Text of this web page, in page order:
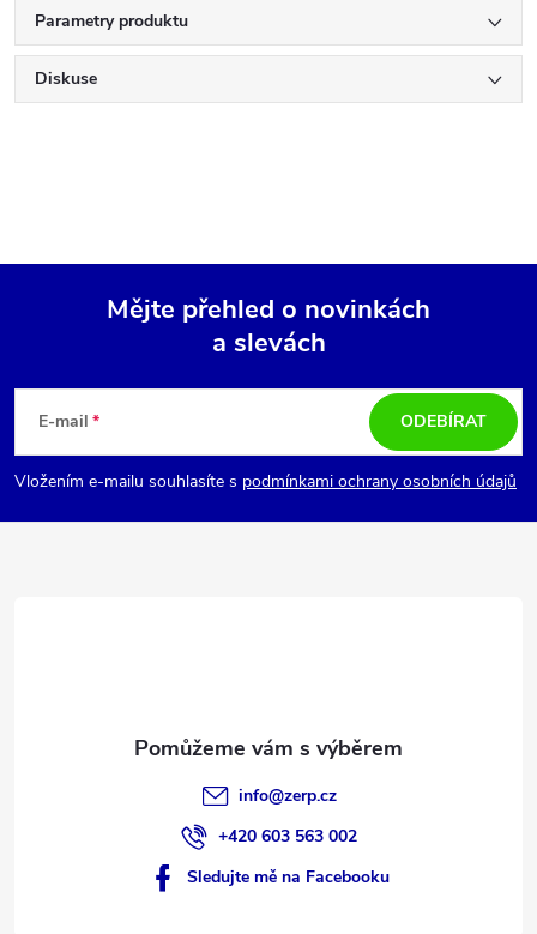
Parametry produktu
Diskuse
p
a
Mějte přehled o novinkách
a slevách
E-mail
Vložením e-mailu souhlasíte s podmínkami ochrany osobních údajů
ODEBÍRAT
info@zerp.cz
+420 603 563 002
Sledujte mě na Facebooku